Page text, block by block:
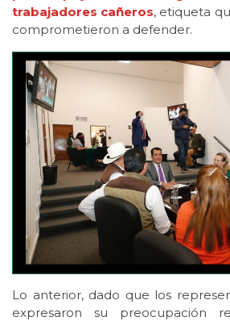
trabajadores cañeros, etiqueta
comprometieron a defender.
Lo anterior, dado que los
expresaron su preocupación